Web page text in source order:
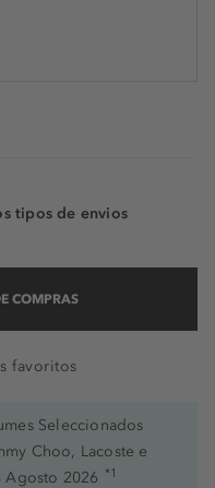
tipos de envios
COMPRAS
favoritos
Seleccionados
Choo, Lacoste e
Agosto 2026 *1